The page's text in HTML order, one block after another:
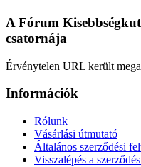
A Fórum
csatornája
Érvénytelen URL került
Információk
Rólunk
Vásárlási útmutató
Általános szerződési
Visszalépés a